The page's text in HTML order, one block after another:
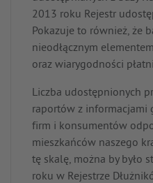
2013 roku Rejestr
Pokazuje to również, że
nieodłącznym
oraz wiarygodności
Liczba udostępnionych
raportów z informacjami
firm i konsumentów
mieszkańców naszego
tę skalę, można by było
roku w Rejestrze